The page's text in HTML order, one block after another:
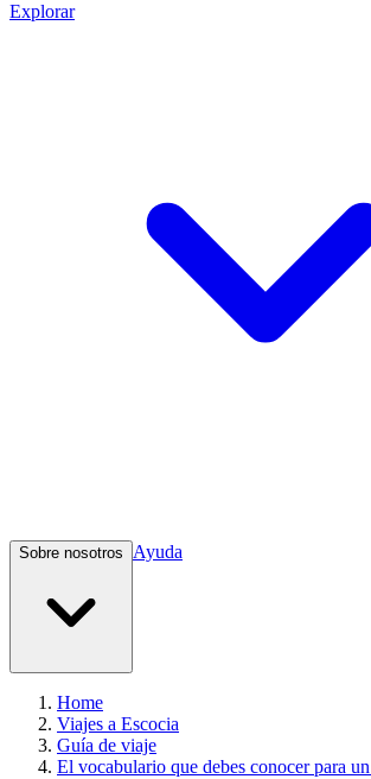
Explorar
Sobre nosotros Ayuda
Home
Viajes a Escocia
Guía de viaje
El vocabulario que debes conocer para